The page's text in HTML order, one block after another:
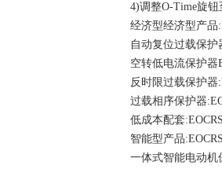
4)调整O-Time旋钮
经济型经济型产品
自动复位过载保护器
空转低电流保护器
反时限过载保护器
过载相序保护器
低成本配套
智能型产品
一体式智能电动机保